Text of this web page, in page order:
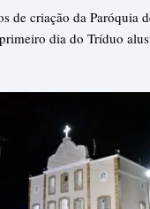
de criação da
dia do Tríduo